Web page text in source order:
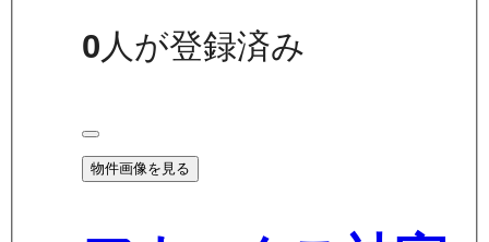
0人が登録済み
物件画像を見る